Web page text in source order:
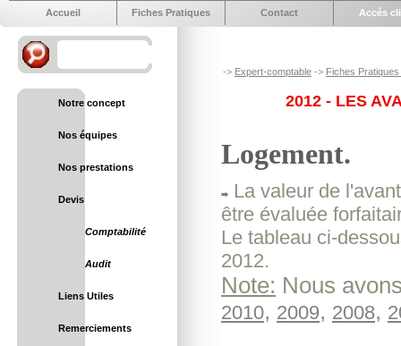
Accueil Fiches Pratiques Contact Accés
Notre concept
Nos équipes
Nos prestations
Devis
Comptabilité
Audit
Liens Utiles
Remerciements
-> Expert-comptable -> Fiches
2012 - LES
Logement.
La valeur de
être évaluée
Le tableau ci-
2012.
Note: Nous
2010, 2009, 2008,